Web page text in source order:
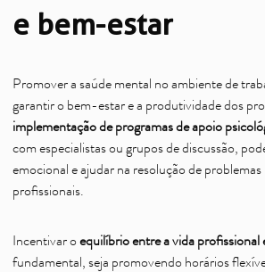
e bem-estar
Promover a saúde mental no ambiente de
garantir o bem-estar e a produtividade dos
implementação de programas de apoio
com especialistas ou grupos de discussão,
emocional e ajudar na resolução de problemas
profissionais.
Incentivar o equilíbrio entre a vida profissional
fundamental, seja promovendo horários